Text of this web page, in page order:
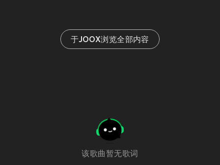
于JOOX浏览全部内容
该歌曲暂无歌词